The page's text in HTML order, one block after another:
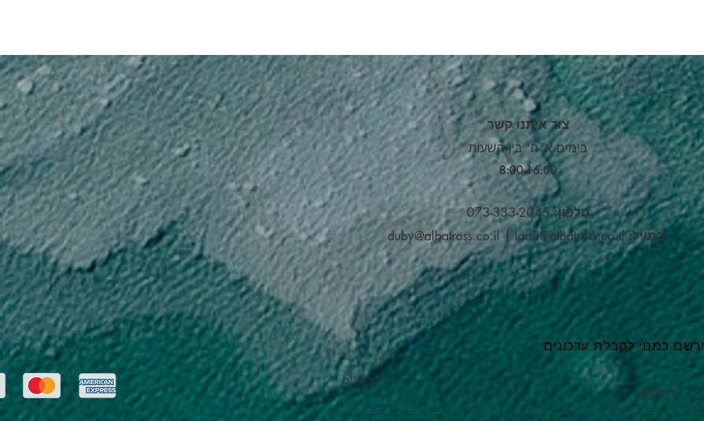
צור איתנו קשר
בימים א'-ה' בין השעות
8:00-16:00​
טלפון:073-333-2045
במייל:
duby@albatross.co.il | lada@albatross.co.il
כמנוי לקבלת עדכונים
דוא''ל
הירשם